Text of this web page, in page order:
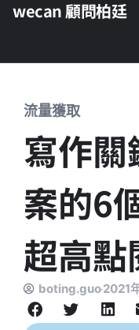
wecan 顧問柏廷
流量獲取
寫作
案的6
超高點
boting.guo2021